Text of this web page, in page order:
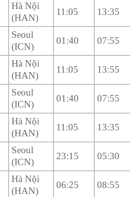
Hà Nội
(HAN)
11:05 13:35
Seoul
(ICN)
01:40 07:55
Hà Nội
(HAN)
11:05 13:55
Seoul
(ICN)
01:40 07:55
Hà Nội
(HAN)
11:05 13:35
Seoul
(ICN)
23:15 05:30
Hà Nội
(HAN)
06:25 08:55